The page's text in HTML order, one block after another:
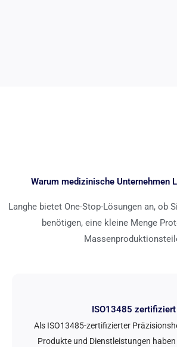
Warum medizinische Unternehmen
Langhe bietet One-Stop-Lösungen an, ob
benötigen, eine kleine Menge
ISO13485 zertifiziert
Als ISO13485-zertifizierter
Produkte und Dienstleistungen